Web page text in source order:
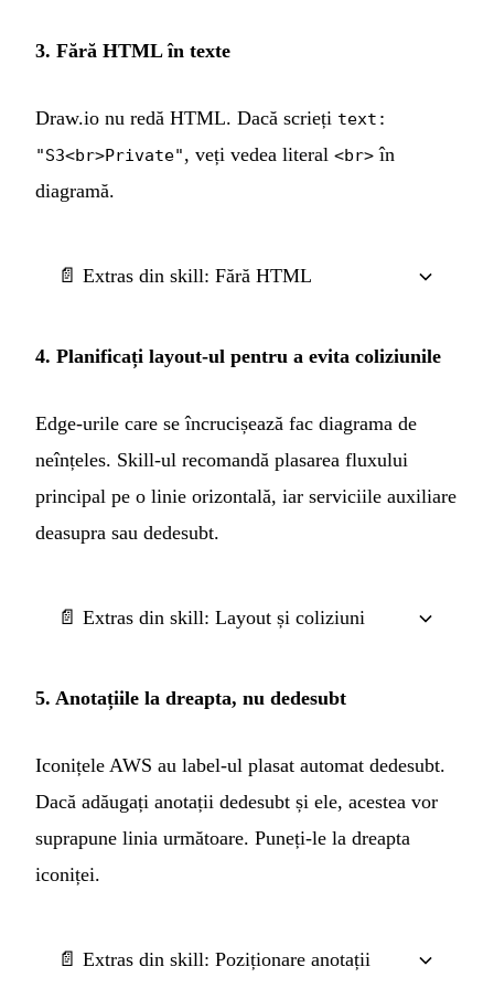
3. Fără HTML în texte
Draw.io nu redă HTML. Dacă scrieți text:
"S3<br>Private", veți vedea literal <br> în
diagramă.
📄 Extras din skill: Fără HTML
4. Planificați layout-ul pentru a evita coliziunile
Edge-urile care se încrucișează fac diagrama de
neînțeles. Skill-ul recomandă plasarea fluxului
principal pe o linie orizontală, iar serviciile auxiliare
deasupra sau dedesubt.
📄 Extras din skill: Layout și coliziuni
5. Anotațiile la dreapta, nu dedesubt
Iconițele AWS au label-ul plasat automat dedesubt.
Dacă adăugați anotații dedesubt și ele, acestea vor
suprapune linia următoare. Puneți-le la dreapta
iconiței.
📄 Extras din skill: Poziționare anotații